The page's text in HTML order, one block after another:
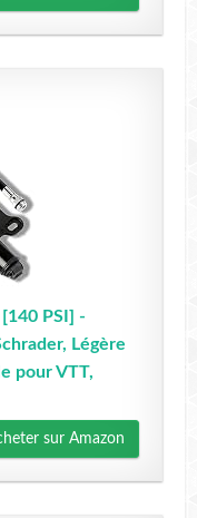
PSI] -
Légère
pour VTT,
sur Amazon